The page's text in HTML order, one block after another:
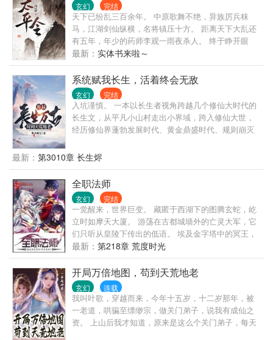
玄幻 完结
天下已纷乱三百余年。 中原歌舞不绝，异族厉兵秣
马，江湖剑仙纵横，名将镇压十方。 距离天下大乱还
有五年，年少的药师李观一雨夜杀人。 终于睁开眼
睛，看到这人间乱世。 马蹄之下累累白骨，名将，美
人，江湖，神兵，百姓，法相。 古来唯见白骨黄沙
田！ 儒生，铁蹄踏碎；佛陀，长枪扫平！ 贫道李观
一，请这座天下赴死！
最新： 实体书来啦～
系统赋我长生，活着终会无敌
玄幻 完结
入坑谨慎。 一本以长生者视角跨越几个修仙大时代的
长生文，从平凡小山村走出小界域，跨入修仙大世，
经历修仙界蓬勃发展时代、黄金鼎盛时代、规则崩灭
到浩瀚无垠的修仙界，觉醒长生系统，竟然还送了一
头长生灵兽为伴。 我陈浔对打打杀杀没有兴趣，也不
想招惹任何人，只想带着老牛看遍世间繁华。 一个不
经意，他露出了腰间的三把开山斧，又一个不经意，
露出了那十六块腹肌。 他缓缓戴上了悍匪头套，露出
阴沉微笑：“我陈浔和老牛最讲道理。” 整个诸天万界
颤抖了，他套……套上了。 一个炼气期的火球术突然
被激发，像是被加成了数千上万倍，无尽业火燃尽天
穹，万灵寂灭…… “阁下虽然很强，但还不足以让我用
最新： 第3010章 长生烬
全职法师
玄幻 完结
一觉醒来，世界巨变。 藏匿于西湖下的图腾玄蛇，屹
立时如摩天大厦。 游荡在古都城墙外的亡灵大军，它
们只听从皇陵下传出的低语。 埃及金字塔中的冥王，
它和它的部众始终觊觎着东方大地！ 伦敦有着伟大的
驯龙世家。 希腊帕特农圣山上，有神女祈福。 威尼斯
被誉为水系魔法之都。 奈斯卡巨画从沉睡中苏醒。 贺
兰山风与雨侵蚀出的岩纹，组成一只眼，山脊是眶，
数万年来凝视着上苍。
最新： 第218章 荒度时光
开局万倍地图，苟到天荒地老
玄幻 连载
我叫叶歌，穿越而来，今年十五岁，十二岁那年，被
一老道，哄骗至缥缈宗，做关门弟子，说我有成仙之
资。 上山后我才知道，原来是这么个关门弟子，每天